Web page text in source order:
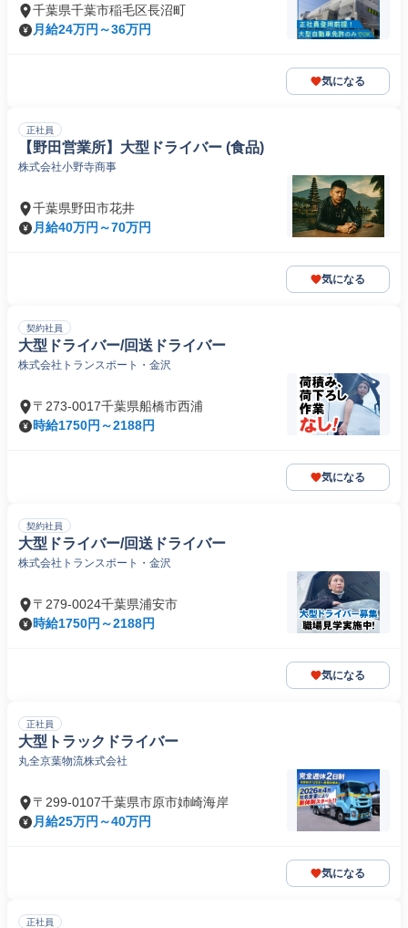
千葉県千葉市稲毛区長沼町
月給24万円～36万円
気になる
正社員
【野田営業所】大型ドライバー (食品)
株式会社小野寺商事
千葉県野田市花井
月給40万円～70万円
気になる
契約社員
大型ドライバー/回送ドライバー
株式会社トランスポート・金沢
〒273-0017千葉県船橋市西浦
時給1750円～2188円
気になる
契約社員
大型ドライバー/回送ドライバー
株式会社トランスポート・金沢
〒279-0024千葉県浦安市
時給1750円～2188円
気になる
正社員
大型トラックドライバー
丸全京葉物流株式会社
〒299-0107千葉県市原市姉崎海岸
月給25万円～40万円
気になる
正社員